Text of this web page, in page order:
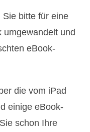
Sie bitte für eine
umgewandelt und
eBook-
die vom iPad
einige eBook-
schon Ihre